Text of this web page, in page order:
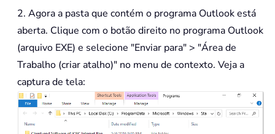
2. Agora a pasta que contém o programa Outlook está
aberta. Clique com o botão direito no programa Outlook
(arquivo EXE) e selecione "Enviar para" > "Área de
Trabalho (criar atalho)" no menu de contexto. Veja a
captura de tela: